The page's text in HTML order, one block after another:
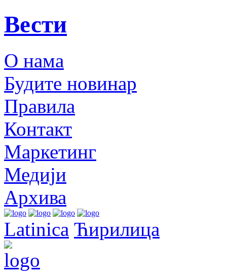
Вести
О нама
Будите новинар
Правила
Контакт
Маркетинг
Медији
Архива
Latinica Ћирилица